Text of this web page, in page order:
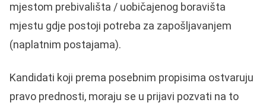
mjestom prebivališta / uobičajenog boravišta
mjestu gdje postoji potreba za zapošljavanjem
(naplatnim postajama).
Kandidati koji prema posebnim propisima ostvaruju
pravo prednosti, moraju se u prijavi pozvati na to